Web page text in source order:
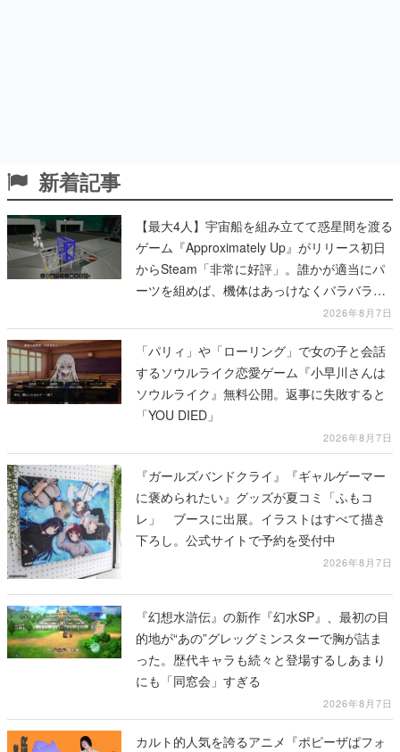
新着記事
【最大4人】宇宙船を組み立てて惑星間を渡る
ゲーム『Approximately Up』がリリース初日
からSteam「非常に好評」。誰かが適当にパ
ーツを組めば、機体はあっけなくバラバラに
2026年8月7日
「パリィ」や「ローリング」で女の子と会話
するソウルライク恋愛ゲーム『小早川さんは
ソウルライク』無料公開。返事に失敗すると
「YOU DIED」
2026年8月7日
『ガールズバンドクライ』『ギャルゲーマー
に褒められたい』グッズが夏コミ「ふもコ
レ」 ブースに出展。イラストはすべて描き
下ろし。公式サイトで予約を受付中
2026年8月7日
『幻想水滸伝』の新作『幻水SP』、最初の目
的地が“あの”グレッグミンスターで胸が詰ま
った。歴代キャラも続々と登場するしあまり
にも「同窓会」すぎる
2026年8月7日
カルト的人気を誇るアニメ『ポピーザぱフォ